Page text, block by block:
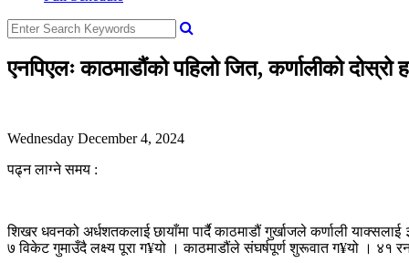
एनपिएलः काठमाडौंको पहिलो जित, कर्णालीको दोस्रो
Wednesday December 4, 2024
पढ्न लाग्ने समय :
शिखर धवनको अर्धशतकलाई छायाँमा पार्दै काठमाडौं गुर्खाजले कर्णाली
७ विकेट गुमाउँदै लक्ष्य पूरा ग¥यो । काठमाडौंले संघर्षपूर्ण शुरूवात ग¥यो । ४१